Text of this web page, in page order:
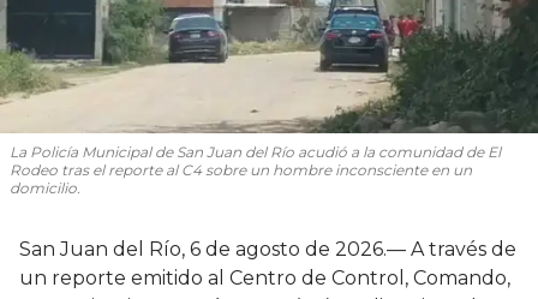
La Policía Municipal de San Juan del Río acudió a la comunidad de El
Rodeo tras el reporte al C4 sobre un hombre inconsciente en un
domicilio.
San Juan del Río, 6 de agosto de 2026.— A través de
un reporte emitido al Centro de Control, Comando,